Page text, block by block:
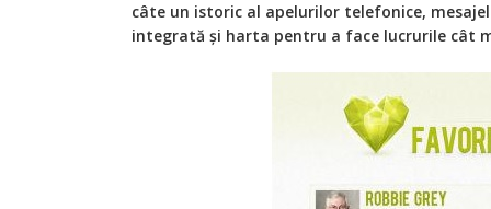
câte un istoric al apelurilor telefonice,
integrată și harta pentru a face lucrurile cât